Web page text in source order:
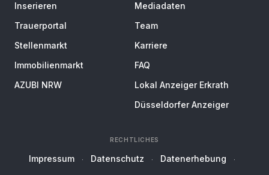
Inserieren
Trauerportal
Stellenmarkt
Immobilienmarkt
AZUBI NRW
Mediadaten
Team
Karriere
FAQ
Lokal Anzeiger Erkrath
Düsseldorfer Anzeiger
RECHTLICHES
Impressum Datenschutz
Datenerhebung